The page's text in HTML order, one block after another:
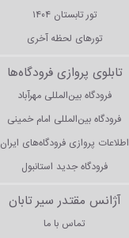
تور تابستان ۱۴۰۴
تورهای لحظه آخری
تابلوی پروازی فرودگاه‌ها
فرودگاه بین‌المللی مهرآباد
فرودگاه بین‌المللی امام خمینی
اطلاعات پروازی فرودگاه‌های ایران
فرودگاه جدید استانبول
آژانس مقتدر سیر تابان
تماس با ما